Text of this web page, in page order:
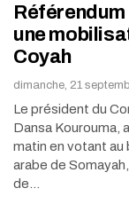
une
Coyah
dimanche, 21
Le président du
Dansa Kourouma,
matin en votant au
arabe de
de…